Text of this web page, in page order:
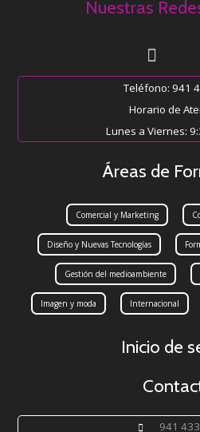
Nuestras
Teléfono: 941
Horario de
Lunes a Viernes:
Áreas de
Comercial y Marketing
Diseño y Nuevas Tecnologías
Gestión del medioambiente
Imagen y moda Internacional
Inicio de
941